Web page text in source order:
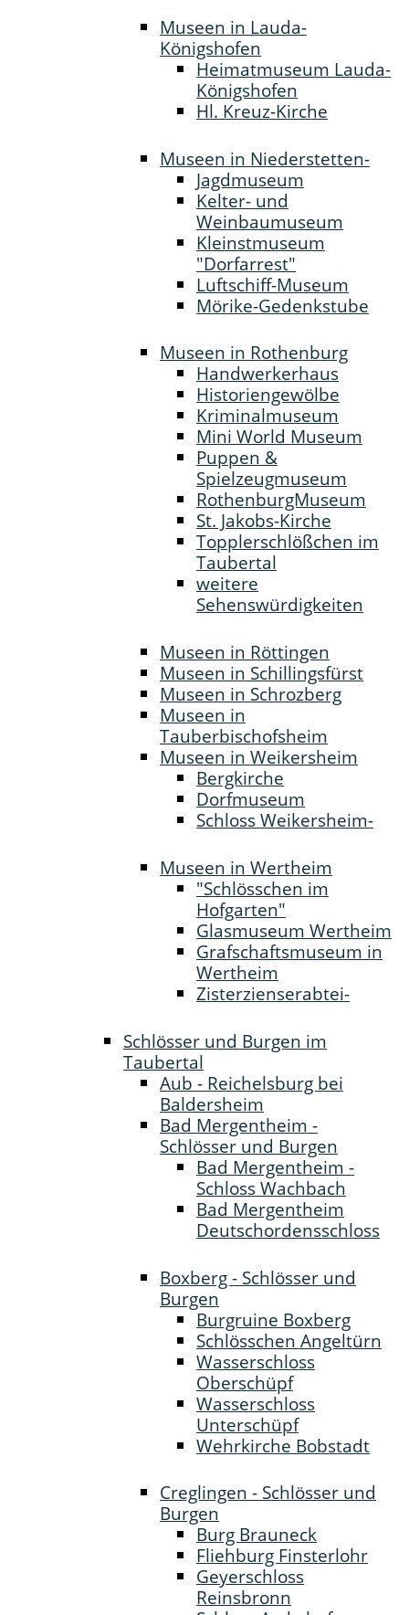
Museen in Lauda-
Königshofen
Heimatmuseum Lauda-
Königshofen
Hl. Kreuz-Kirche
Museen in Niederstetten-
Jagdmuseum
Kelter- und
Weinbaumuseum
Kleinstmuseum
"Dorfarrest"
Luftschiff-Museum
Mörike-Gedenkstube
Museen in Rothenburg
Handwerkerhaus
Historiengewölbe
Kriminalmuseum
Mini World Museum
Puppen &
Spielzeugmuseum
RothenburgMuseum
St. Jakobs-Kirche
Topplerschlößchen im
Taubertal
weitere
Sehenswürdigkeiten
Museen in Röttingen
Museen in Schillingsfürst
Museen in Schrozberg
Museen in
Tauberbischofsheim
Museen in Weikersheim
Bergkirche
Dorfmuseum
Schloss Weikersheim-
Museen in Wertheim
"Schlösschen im
Hofgarten"
Glasmuseum Wertheim
Grafschaftsmuseum in
Wertheim
Zisterzienserabtei-
Schlösser und Burgen im
Taubertal
Aub - Reichelsburg bei
Baldersheim
Bad Mergentheim -
Schlösser und Burgen
Bad Mergentheim -
Schloss Wachbach
Bad Mergentheim
Deutschordensschloss
Boxberg - Schlösser und
Burgen
Burgruine Boxberg
Schlösschen Angeltürn
Wasserschloss
Oberschüpf
Wasserschloss
Unterschüpf
Wehrkirche Bobstadt
Creglingen - Schlösser und
Burgen
Burg Brauneck
Fliehburg Finsterlohr
Geyerschloss
Reinsbronn